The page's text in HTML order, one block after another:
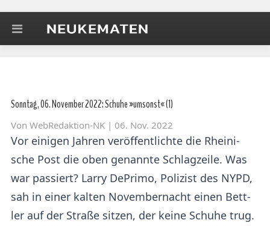
Sonntag, 06. November 2022: Schuhe »umsonst« (1)
Von WebRedaktion-NK | 06. Nov. 2022
Vor einigen Jahren ver­öf­fent­lich­te die Rhei­ni­
sche Post die oben ge­nann­te Schlag­zei­le. Was
war pas­siert? Larry De­Pri­mo, Po­li­zist des NYPD,
sah in einer kal­ten No­vem­ber­nacht einen Bett­
ler auf der Stra­ße sit­zen, der keine Schu­he trug.